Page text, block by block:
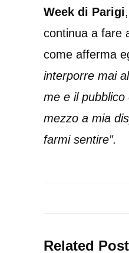
Week di Parigi
continua a fare
come afferma
interporre mai
me e il
mezzo a mia
farmi sentire”.
Related